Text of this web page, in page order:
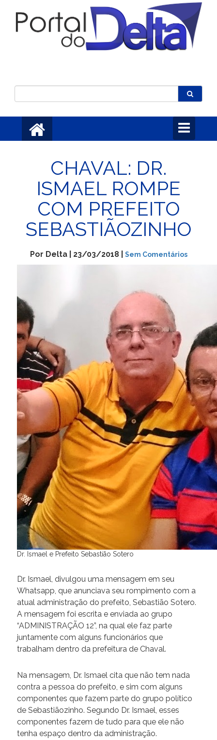
Toggle
navigation
CHAVAL: DR.
ISMAEL ROMPE
COM PREFEITO
SEBASTIÃOZINHO
Por Delta | 23/03/2018 | Sem Comentários
Dr. Ismael e Prefeito Sebastião Sotero
Dr. Ismael, divulgou uma mensagem em seu
Whatsapp, que anunciava seu rompimento com a
atual administração do prefeito, Sebastião Sotero.
A mensagem foi escrita e enviada ao grupo
“ADMINISTRAÇÃO 12”, na qual ele faz parte
juntamente com alguns funcionários que
trabalham dentro da prefeitura de Chaval.
Na mensagem, Dr. Ismael cita que não tem nada
contra a pessoa do prefeito, e sim com alguns
componentes que fazem parte do grupo político
de Sebastiãozinho. Segundo Dr. Ismael, esses
componentes fazem de tudo para que ele não
tenha espaço dentro da administração.